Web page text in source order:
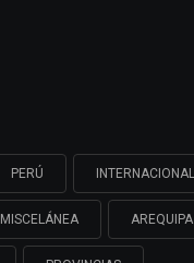
PERÚ INTERNACIONAL
MISCELÁNEA AREQUIPA